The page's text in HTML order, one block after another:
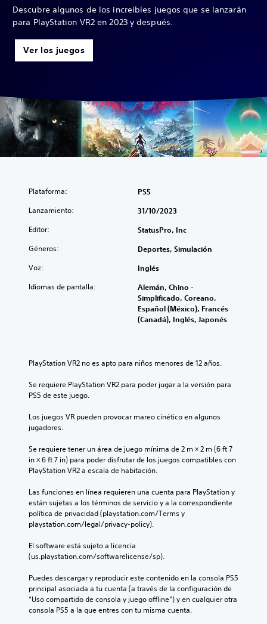
Descubre algunos de los increíbles juegos que se lanzarán
para PlayStation VR2 en 2023 y después.
Ver los juegos
Plataforma: PS5
Lanzamiento: 31/10/2023
Editor: StatusPro, Inc
Géneros: Deportes, Simulación
Voz: Inglés
Idiomas de pantalla:
Alemán, Chino -
Simplificado, Coreano,
Español (México), Francés
(Canadá), Inglés, Japonés
PlayStation VR2 no es apto para niños menores de 12 años.
Se requiere PlayStation VR2 para poder jugar a la versión para
PS5 de este juego.
Los juegos VR pueden provocar mareo cinético en algunos
jugadores.
Se requiere tener un área de juego mínima de 2 m × 2 m (6 ft 7
in × 6 ft 7 in) para poder disfrutar de los juegos compatibles con
PlayStation VR2 a escala de habitación.
Las funciones en línea requieren una cuenta para PlayStation y
están sujetas a los términos de servicio y a la correspondiente
política de privacidad (playstation.com/Terms y
playstation.com/legal/privacy-policy).
El software está sujeto a licencia
(us.playstation.com/softwarelicense/sp).
Puedes descargar y reproducir este contenido en la consola PS5
principal asociada a tu cuenta (a través de la configuración de
“Uso compartido de consola y juego offline”) y en cualquier otra
consola PS5 a la que entres con tu misma cuenta.